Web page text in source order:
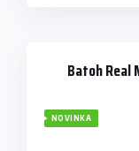
Batoh Real
NOVINKA